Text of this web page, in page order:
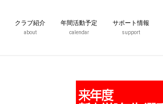
クラブ紹介
about
年間活動予定
calendar
サポート情報
support